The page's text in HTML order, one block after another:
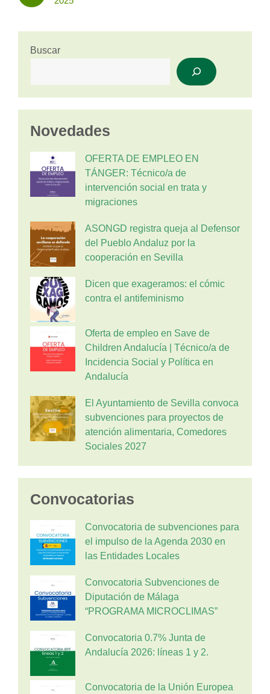
Buscar
Novedades
OFERTA DE EMPLEO EN
TÁNGER: Técnico/a de
intervención social en trata y
migraciones
ASONGD registra queja al Defensor
del Pueblo Andaluz por la
cooperación en Sevilla
Dicen que exageramos: el cómic
contra el antifeminismo
Oferta de empleo en Save de
Children Andalucía | Técnico/a de
Incidencia Social y Política en
Andalucía
El Ayuntamiento de Sevilla convoca
subvenciones para proyectos de
atención alimentaria, Comedores
Sociales 2027
Convocatorias
Convocatoria de subvenciones para
el impulso de la Agenda 2030 en
las Entidades Locales
Convocatoria Subvenciones de
Diputación de Málaga
“PROGRAMA MICROCLIMAS”
Convocatoria 0.7% Junta de
Andalucía 2026: líneas 1 y 2.
Convocatoria de la Unión Europea